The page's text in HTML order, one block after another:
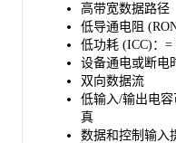
-40℃ 至 +125℃，能够适应
高带宽数据路径
低导通电阻
低功耗 (ICC)：=
设备通电或断电
双向数据流
低输入/输出电
真
数据和控制输入